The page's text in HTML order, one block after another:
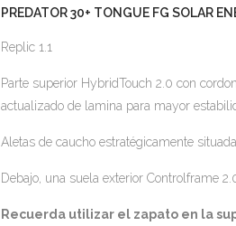
PREDATOR 30+ TONGUE FG SOLAR
Replic 1.1
Parte superior HybridTouch 2.0 con
actualizado de lamina para mayor
Aletas de caucho estratégicamente
Debajo, una suela exterior Controlframe
Recuerda utilizar el zapato en la